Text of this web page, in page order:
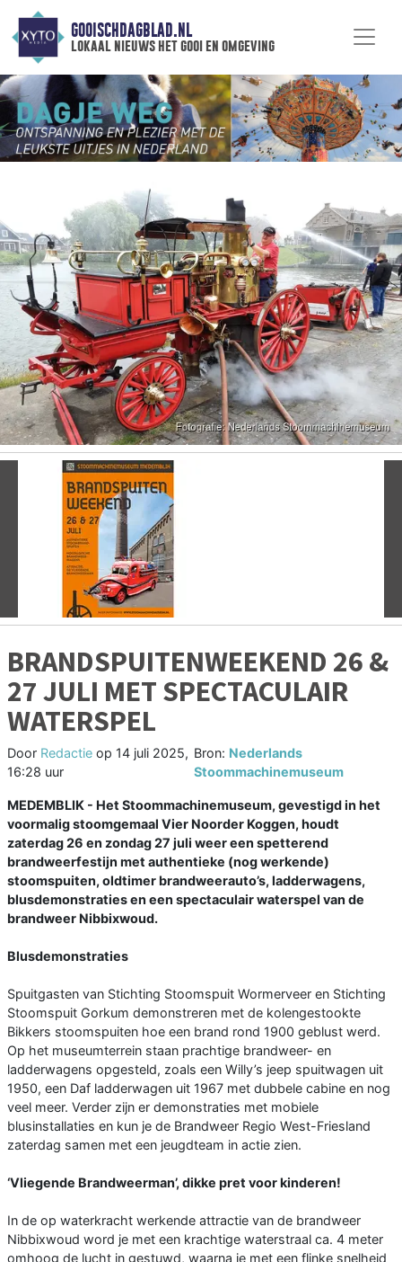
GOOISCHDAGBLAD.NL
lokaal nieuws het gooi en omgeving
BRANDSPUITENWEEKEND 26 &
27 JULI MET SPECTACULAIR
WATERSPEL
Door Redactie op 14 juli 2025,
16:28 uur
Bron: Nederlands
Stoommachinemuseum
MEDEMBLIK - Het Stoommachinemuseum, gevestigd in het
voormalig stoomgemaal Vier Noorder Koggen, houdt
zaterdag 26 en zondag 27 juli weer een spetterend
brandweerfestijn met authentieke (nog werkende)
stoomspuiten, oldtimer brandweerauto’s, ladderwagens,
blusdemonstraties en een spectaculair waterspel van de
brandweer Nibbixwoud.
Blusdemonstraties
Spuitgasten van Stichting Stoomspuit Wormerveer en Stichting
Stoomspuit Gorkum demonstreren met de kolengestookte
Bikkers stoomspuiten hoe een brand rond 1900 geblust werd.
Op het museumterrein staan prachtige brandweer- en
ladderwagens opgesteld, zoals een Willy’s jeep spuitwagen uit
1950, een Daf ladderwagen uit 1967 met dubbele cabine en nog
veel meer. Verder zijn er demonstraties met mobiele
blusinstallaties en kun je de Brandweer Regio West-Friesland
zaterdag samen met een jeugdteam in actie zien.
‘Vliegende Brandweerman’, dikke pret voor kinderen!
In de op waterkracht werkende attractie van de brandweer
Nibbixwoud word je met een krachtige waterstraal ca. 4 meter
omhoog de lucht in gestuwd, waarna je met een flinke snelheid